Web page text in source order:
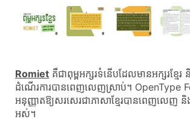
Romiet គឺជាពុម្ពអក្សរទំនើបដែលមានអក្សរខ្មែ
ដំណើរការបានពេញលេញស្រាប់។ OpenType
អនុញ្ញាត​ឱ្យ​សរសេរ​ជា​ភាសា​ខ្មែរ​បាន​ពេញលេញ
អស់។